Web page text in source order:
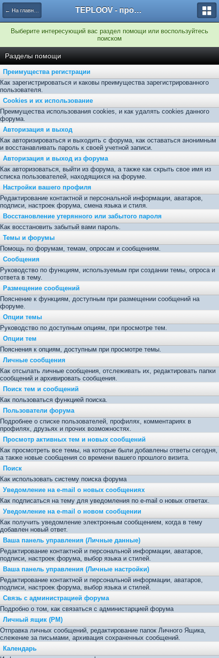
← На главную TEPLOOV - программный комплекс для расчёта систем отопления и вентиляции
Выберите интересующий вас раздел помощи или воспользуйтесь
поиском
Разделы помощи
Преимущества регистрации
Как зарегистрироваться и каковы преимущества зарегистрированного
пользователя.
Cookies и их использование
Преимущества использования cookies, и как удалять cookies данного
форума.
Авторизация и выход
Как авторизироваться и выходить с форума, как оставаться анонимным
и восстанавливать пароль к своей учетной записи.
Авторизация и выход из форума
Как авторизоваться, выйти из форума, а также как скрыть свое имя из
списка пользователей, находящихся на форуме.
Настройки вашего профиля
Редактирование контактной и персональной информации, аватаров,
подписи, настроек форума, смена языка и стиля.
Восстановление утерянного или забытого пароля
Как восстановить забытый вами пароль.
Темы и форумы
Помощь по форумам, темам, опросам и сообщениям.
Сообщения
Руководство по функциям, используемым при создании темы, опроса и
ответа в тему.
Размещение сообщений
Пояснение к функциям, доступным при размещении сообщений на
форуме.
Опции темы
Руководство по доступным опциям, при просмотре тем.
Опции тем
Пояснения к опциям, доступным при просмотре темы.
Личные сообщения
Как отсылать личные сообщения, отслеживать их, редактировать папки
сообщений и архивировать сообщения.
Поиск тем и сообщений
Как пользоваться функцией поиска.
Пользователи форума
Подробнее о списке пользователей, профилях, комментариях в
профилях, друзьях и прочих возможностях.
Просмотр активных тем и новых сообщений
Как просмотреть все темы, на которые были добавлены ответы сегодня,
а также новые сообщения со времени вашего прошлого визита.
Поиск
Как использовать систему поиска форума
Уведомление на e-mail о новых сообщениях
Как подписаться на тему для уведомления по e-mail о новых ответах.
Уведомление на е-mail о новом сообщении
Как получить уведомление электронным сообщением, когда в тему
добавлен новый ответ.
Ваша панель управления (Личные данные)
Редактирование контактной и персональной информации, аватаров,
подписи, настроек форума, выбор языка и стилей.
Ваша панель управления (Личные настройки)
Редактирование контактной и персональной информации, аватаров,
подписи, настроек форума, выбор языка и стилей.
Связь с администрацией форума
Подробно о том, как связаться с администарцией форума
Личный ящик (PM)
Отправка личных сообщений, редактирование папок Личного Ящика,
слежение за письмами, архивация сохраненных сообщений.
Календарь